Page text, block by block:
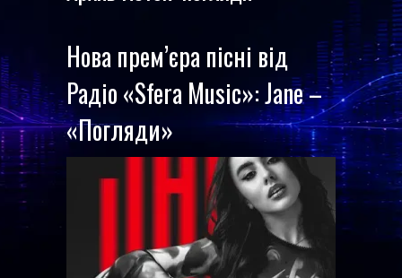
Нова прем’єра пісні від
Радіо «Sfera Music»: Jane –
«Погляди»